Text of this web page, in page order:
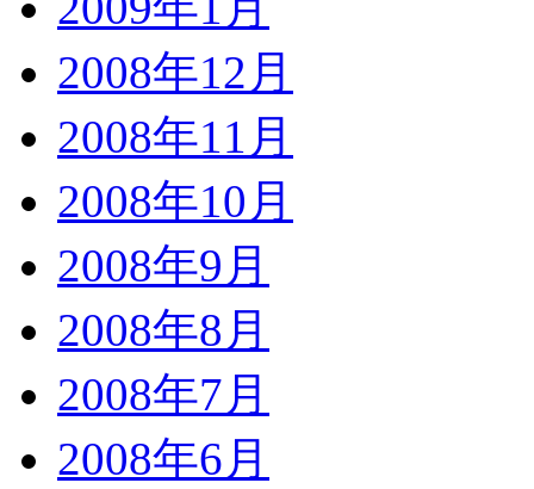
2008年12月
2008年11月
2008年10月
2008年9月
2008年8月
2008年7月
2008年6月